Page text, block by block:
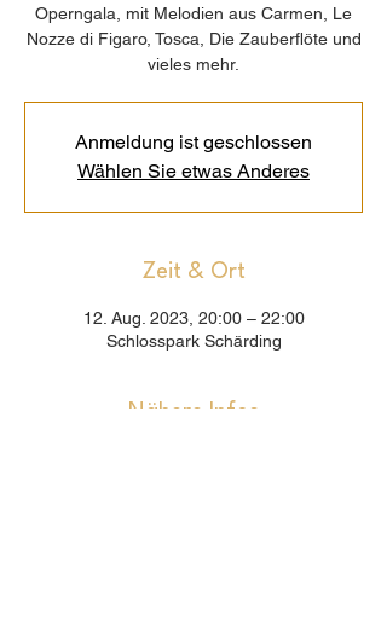
Operngala, mit Melodien aus Carmen, Le
Nozze di Figaro, Tosca, Die Zauberflöte und
vieles mehr.
Anmeldung ist geschlossen
Wählen Sie etwas Anderes
Zeit & Ort
12. Aug. 2023, 20:00 – 22:00
Schlosspark Schärding
Nähere Infos